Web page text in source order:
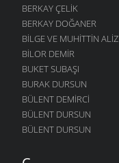
BERKAY ÇELIK
BERKAY DOĞANER
BILGE VE MUHITTIN ALIZ
BILOR DEMIR
BUKET SUBAŞI
BURAK DURSUN
BÜLENT DEMIRCI
BÜLENT DURSUN
BÜLENT DURSUN